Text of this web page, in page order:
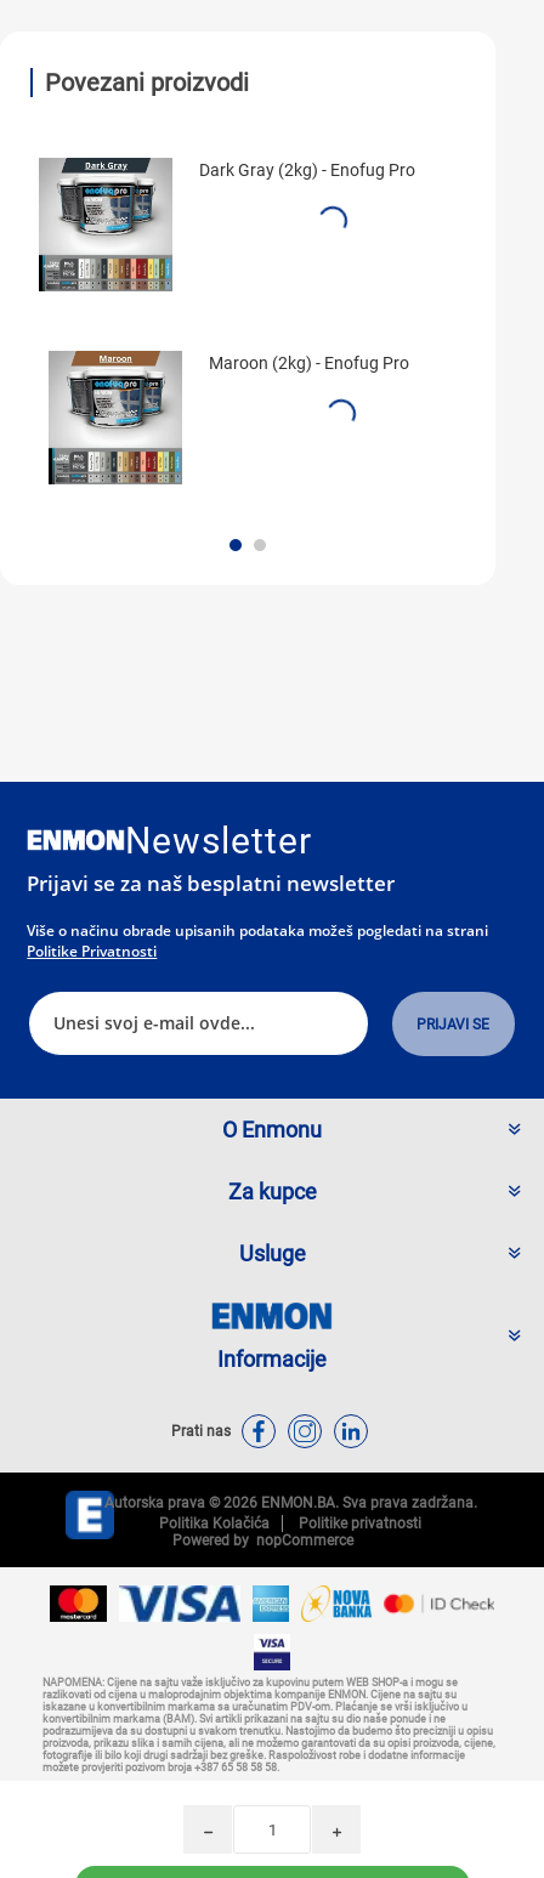
i
h
Povezani proizvodi
Dark Gray (2kg) - Enofug Pro
Maroon (2kg) - Enofug Pro
Newsletter
Prijavi se za naš besplatni newsletter
Više o načinu obrade upisanih podataka možeš pogledati na strani
Politike Privatnosti
O Enmonu
Za kupce
Usluge
Informacije
Prati nas
Autorska prava © 2026 ENMON.BA. Sva prava zadržana.
Politika Kolačića
Politike privatnosti
Powered by nopCommerce
NAPOMENA: Cijene na sajtu važe isključivo za kupovinu putem WEB SHOP-a i mogu se
razlikovati od cijena u maloprodajnim objektima kompanije ENMON. Cijene na sajtu su
iskazane u konvertibilnim markama sa uračunatim PDV-om. Plaćanje se vrši isključivo u
konvertibilnim markama (BAM). Svi artikli prikazani na sajtu su dio naše ponude i ne
podrazumijeva da su dostupni u svakom trenutku. Nastojimo da budemo što precizniji u opisu
proizvoda, prikazu slika i samih cijena, ali ne možemo garantovati da su opisi proizvoda, cijene,
fotografije ili bilo koji drugi sadržaji bez greške. Raspoloživost robe i dodatne informacije
možete provjeriti pozivom broja +387 65 58 58 58.